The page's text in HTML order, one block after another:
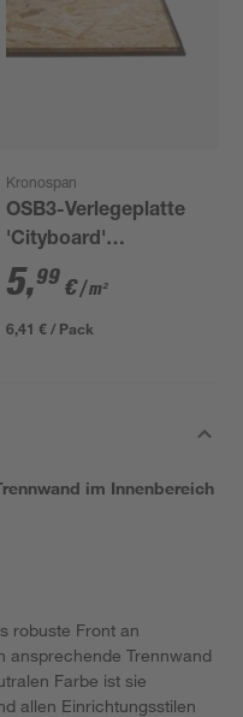
Kronospan
OSB3-Verlegeplatte
'Cityboard'
ungeschliffen 1690 x
634 x 12 mm
5,99 €/ m²
6,41 € / Pack
im Innenbereich
robuste Front an
ansprechende Trennwand
Farbe ist sie
allen Einrichtungsstilen